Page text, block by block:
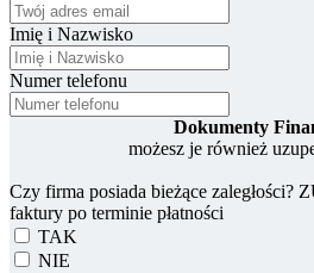
Imię i Nazwisko
Numer telefonu
Dokumenty
możesz je również
Czy firma posiada bieżące
faktury po terminie płatności
TAK
NIE